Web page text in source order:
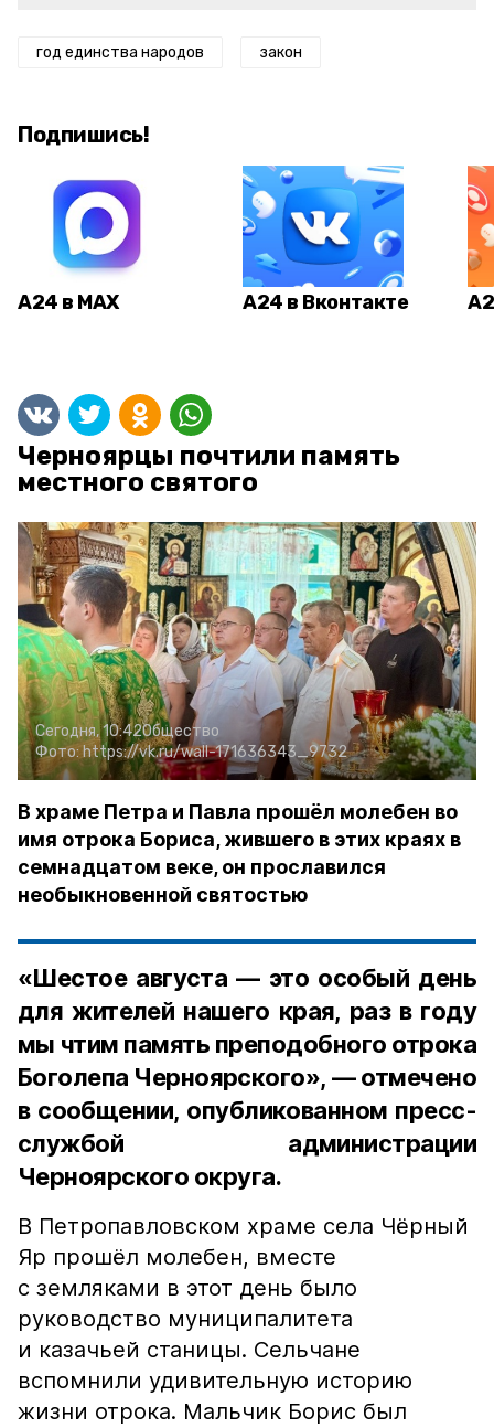
год единства народов закон
Подпишись!
А24 в MAX А24 в Вконтакте
Черноярцы почтили память
местного святого
Сегодня, 10:42Общество
Фото: https://vk.ru/wall-171636343_9732
В храме Петра и Павла прошёл молебен во
имя отрока Бориса, жившего в этих краях в
семнадцатом веке, он прославился
необыкновенной святостью
«Шестое августа — это особый день
для жителей нашего края, раз в году
мы чтим память преподобного отрока
Боголепа Черноярского», — отмечено
в сообщении, опубликованном пресс-
службой администрации
Черноярского округа.
В Петропавловском храме села Чёрный
Яр прошёл молебен, вместе
с земляками в этот день было
руководство муниципалитета
и казачьей станицы. Сельчане
вспомнили удивительную историю
жизни отрока. Мальчик Борис был